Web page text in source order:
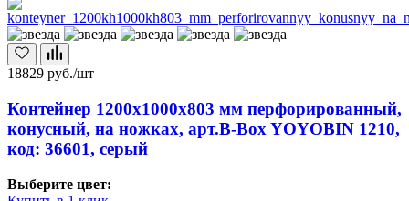
18829 руб./шт
Контейнер 1200х1000х803 мм перфорированный,
конусный, на ножках, арт.B-Box YOYOBIN 1210,
код: 36601, серый
Выберите цвет: